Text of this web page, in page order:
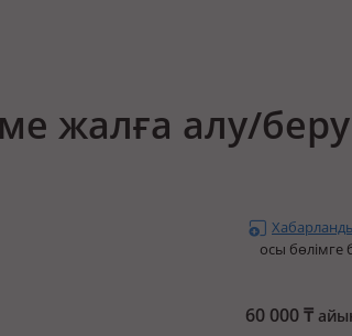
жалға алу/беру
осы бөлімге
60 000₸